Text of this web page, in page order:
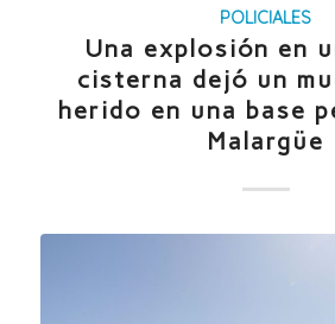
POLICIALES
Una explosión en
cisterna dejó un
herido en una base
Malargüe